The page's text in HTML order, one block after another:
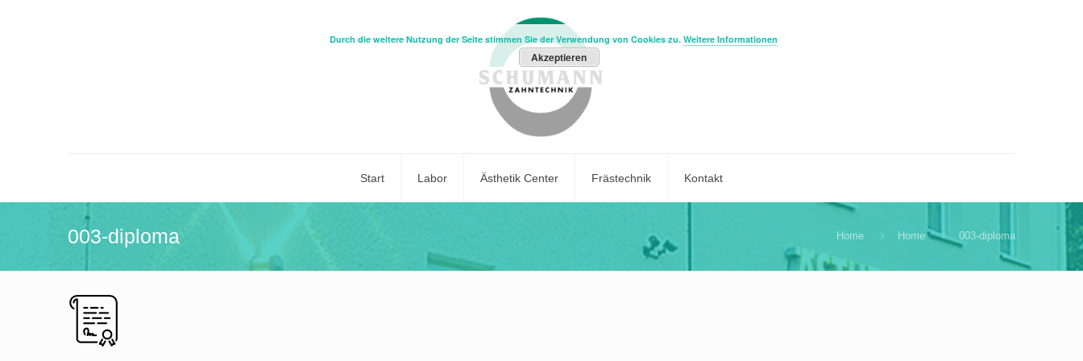
Start Labor Ästhetik Center Frästechnik Kontakt
003-diploma Home Home 003-diploma
Durch die weitere Nutzung der Seite stimmen Sie der Verwendung von Cookies zu. Weitere Informationen
Akzeptieren